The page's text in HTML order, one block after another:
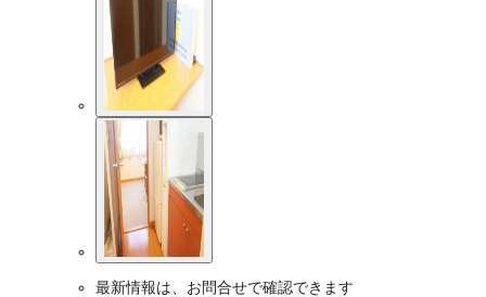
最新情報は、お問合せで確認できます